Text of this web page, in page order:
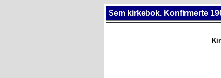
Sem kirkebok. Konfirmerte